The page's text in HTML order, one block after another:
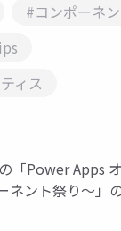
#コンポーネ
ィス
「Power Apps
ネント祭り～」